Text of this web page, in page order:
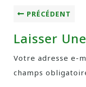
PRÉCÉDENT
Laisser
Votre adresse e-
champs